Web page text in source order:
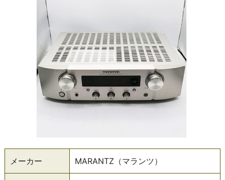
メーカー MARANTZ（マランツ）